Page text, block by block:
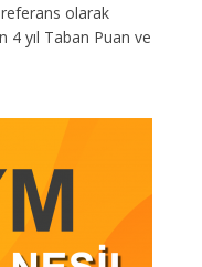
referans olarak
4 yıl Taban Puan ve